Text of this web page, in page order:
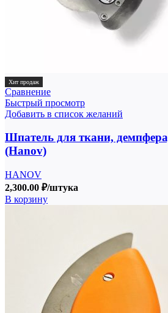
Хит продаж
Сравнение
Быстрый просмотр
Добавить в список желаний
Шпатель для ткани,
(Hanov)
HANOV
2,300.00 ₽/штука
В корзину